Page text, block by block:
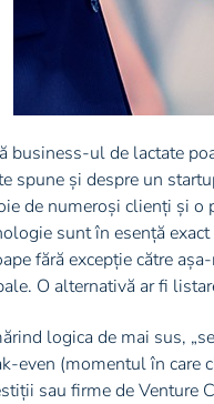
business-ul de lactate
spune și despre un
de numeroși clienți și o
sunt în esență
fără excepție către
O alternativă ar fi
logica de mai sus,
even (momentul în
sau firme de Venture